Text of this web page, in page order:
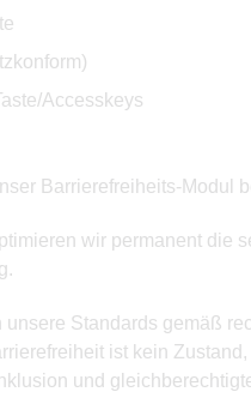
Accesskeys
Barrierefreiheits-Modul
wir permanent die
Standards gemäß
ist kein
und